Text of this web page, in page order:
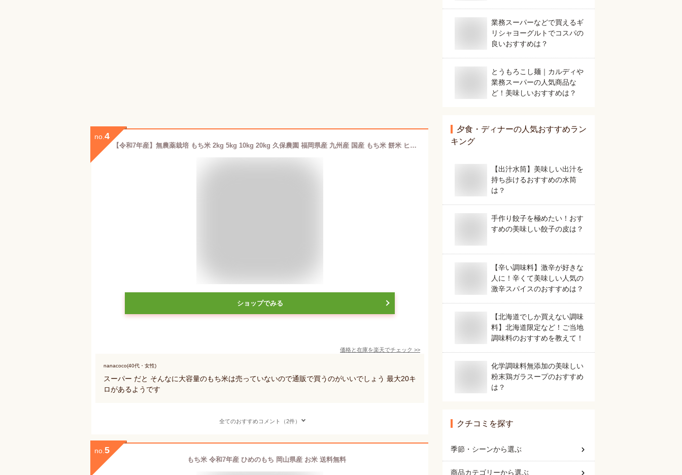
no. 4
【令和7年産】無農薬栽培 もち米 2kg 5kg 10kg 20kg 久保農園 福岡県産 九州産 国産 もち米 餅米 ヒヨクモチ モチ米 ひよくもち 無農薬米 無農薬 無肥料 餅 もち白米 もち玄米 玄米 分づき 分づき米 3分づき 5分づき 7分づき
ショップでみる
価格と在庫を楽天でチェック >>
nanacoco(40代・女性)
スーパー だと そんなに大容量のもち米は売っていないので通販で買うのがいいでしょう 最大20キ
ロがあるようです
全てのおすすめコメント（2件）
no. 5
もち米 令和7年産 ひめのもち 岡山県産 お米 送料無料
業務スーパーなどで買えるギ
リシャヨーグルトでコスパの
良いおすすめは？
とうもろこし麺｜カルディや
業務スーパーの人気商品な
ど！美味しいおすすめは？
夕食・ディナーの人気おすすめラン
キング
【出汁水筒】美味しい出汁を
持ち歩けるおすすめの水筒
は？
手作り餃子を極めたい！おす
すめの美味しい餃子の皮は？
【辛い調味料】激辛が好きな
人に！辛くて美味しい人気の
激辛スパイスのおすすめは？
【北海道でしか買えない調味
料】北海道限定など！ご当地
調味料のおすすめを教えて！
化学調味料無添加の美味しい
粉末鶏ガラスープのおすすめ
は？
クチコミを探す
季節・シーンから選ぶ
商品カテゴリーから選ぶ